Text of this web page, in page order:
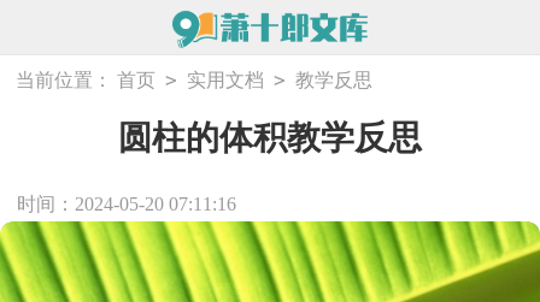
当前位置： 首页 > 实用文档 > 教学反思
圆柱的体积教学反思
时间：2024-05-20 07:11:16